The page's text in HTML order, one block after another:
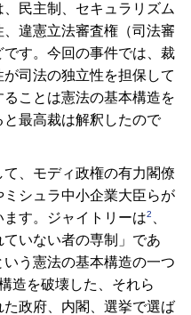
民主制、セキュラリズム
、違憲立法審査権（司法審
す。今回の事件では、裁
司法の独立性を担保して
ことは憲法の基本構造を
最高裁は解釈したので
、モディ政権の有力閣僚
シュラ中小企業大臣らが
す。ジャイトリーは2
いない者の専制」であ
う憲法の基本構造の一つ
造を破壊した、それら
政府、内閣、選挙で選ば